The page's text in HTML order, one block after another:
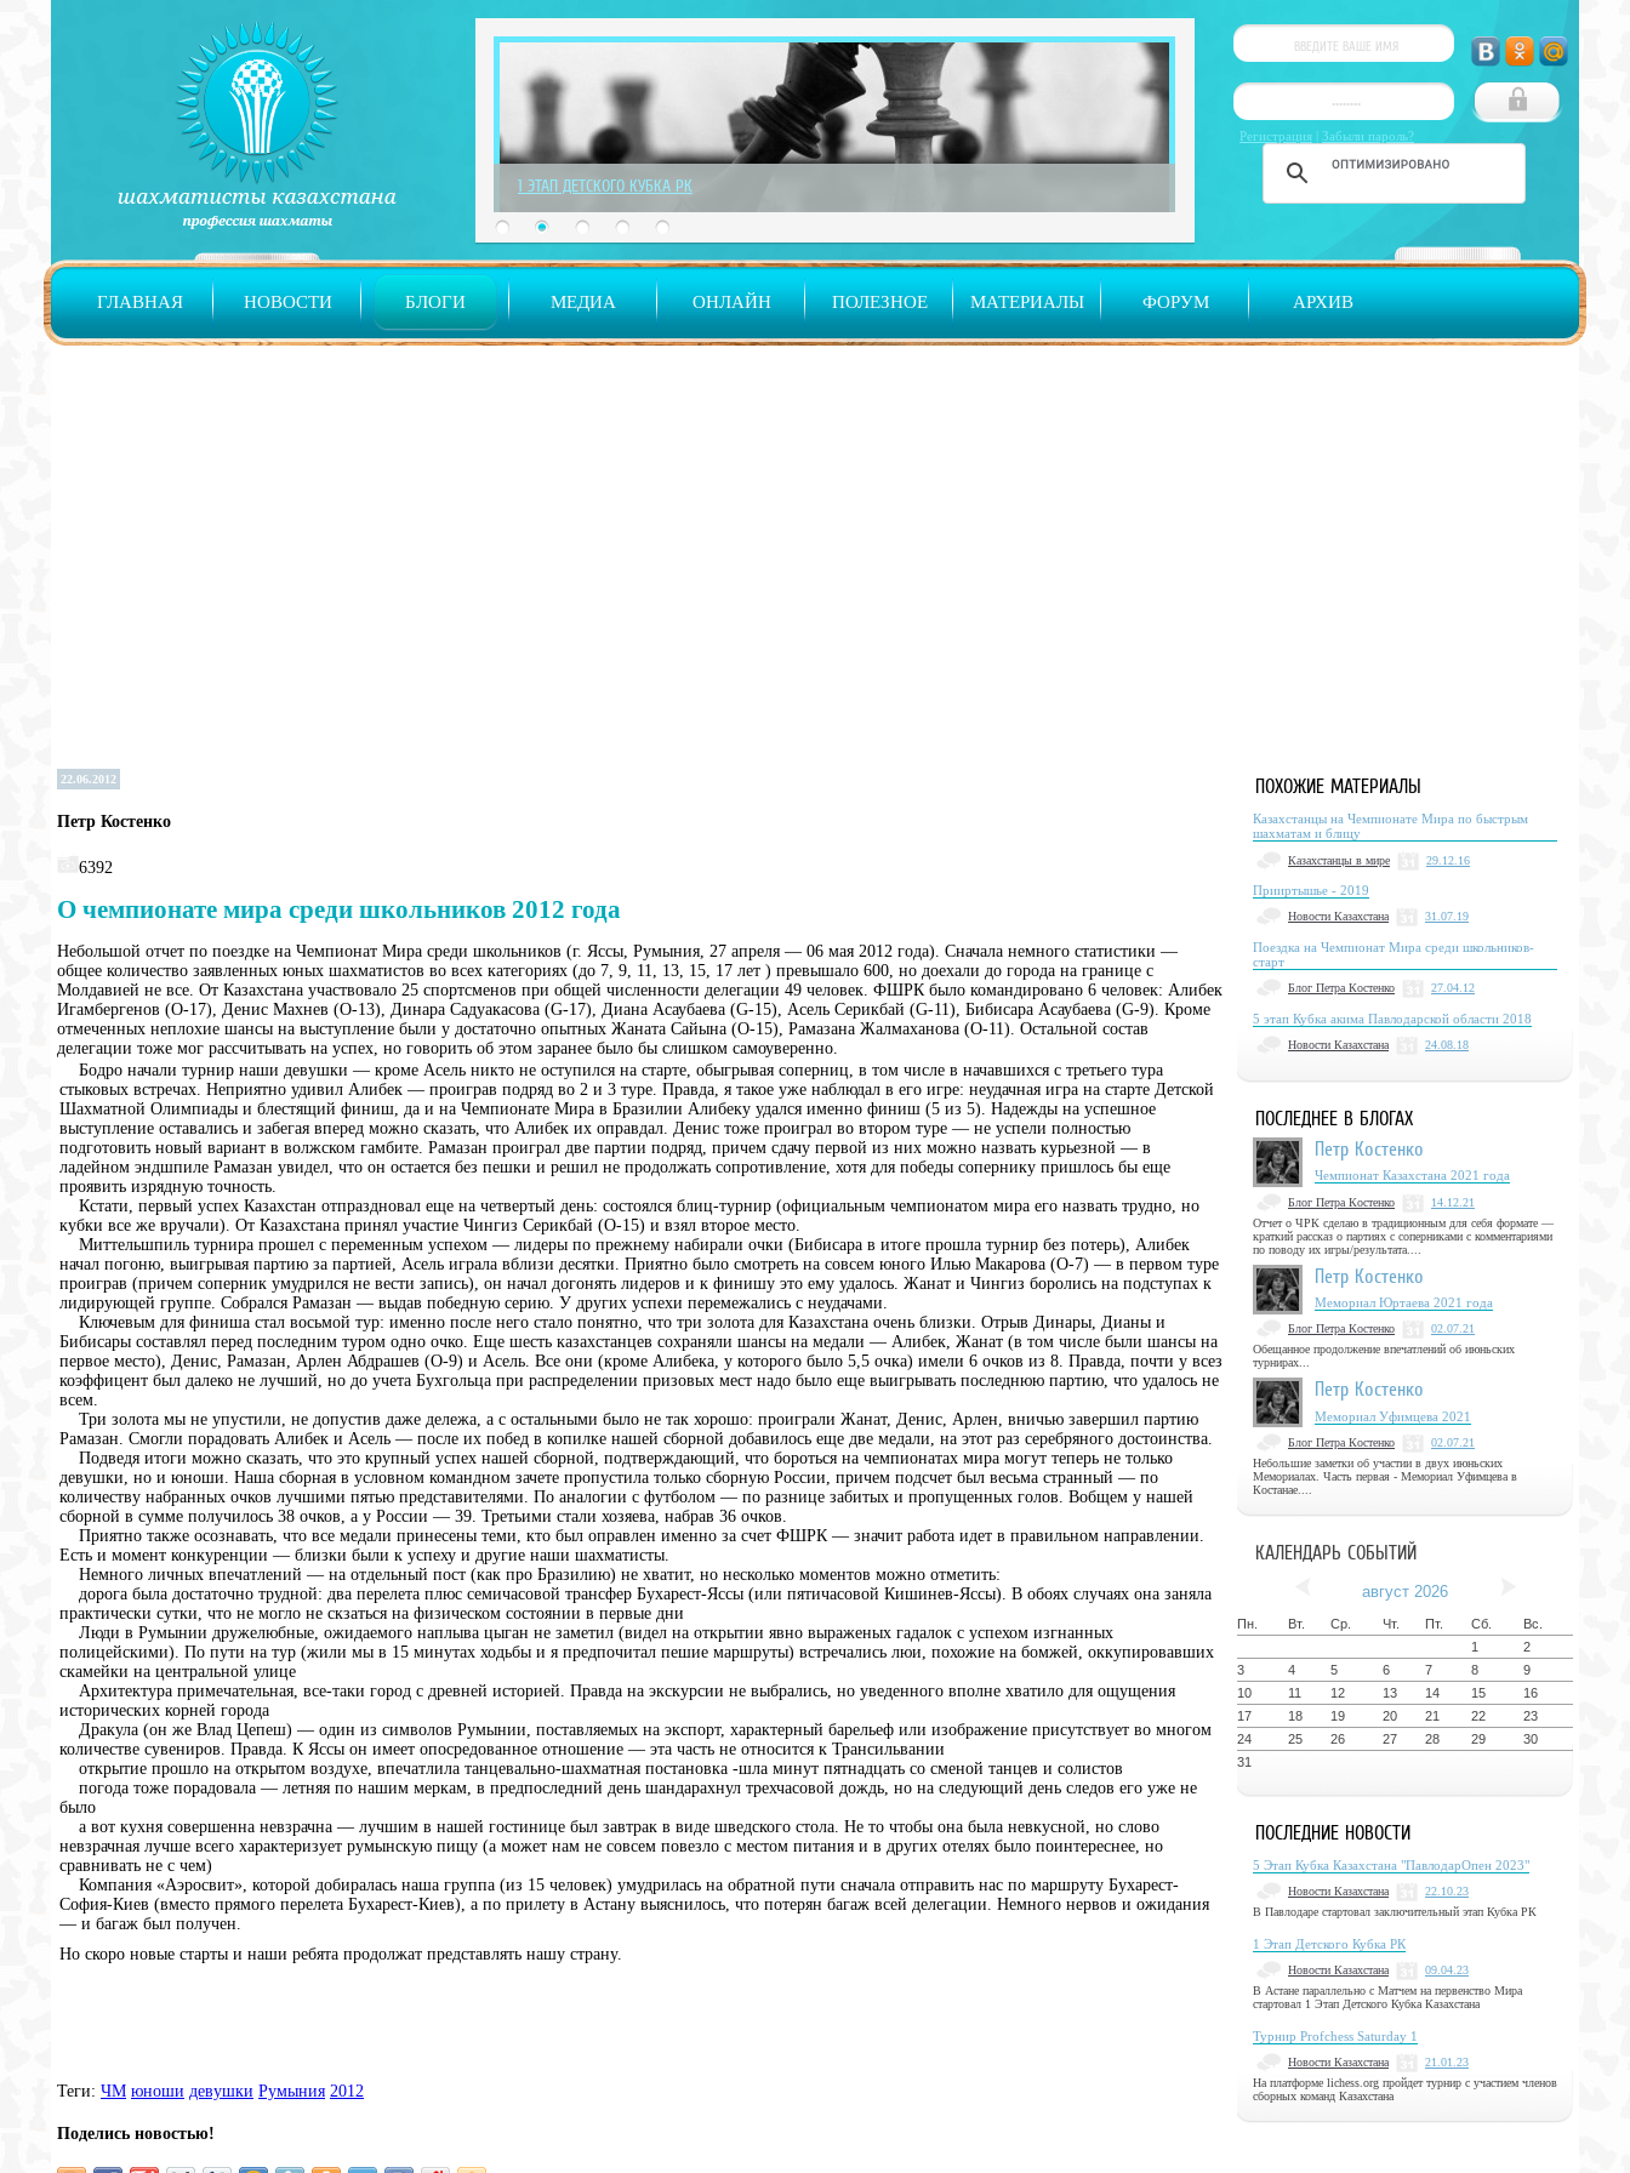
ГЛАВНАЯ НОВОСТИ БЛОГИ МЕДИА ОНЛАЙН ПОЛЕЗНОЕ МАТЕРИАЛЫ ФОРУМ АРХИВ
Регистрация | Забыли пароль?
1 ЭТАП ДЕТСКОГО КУБКА РК
22.06.2012
Петр Костенко
6392
О чемпионате мира среди школьников 2012 года
Небольшой отчет по поездке на Чемпионат Мира среди школьников (г. Яссы, Румыния, 27 апреля — 06 мая 2012 года). Сначала немного статистики —
общее количество заявленных юных шахматистов во всех категориях (до 7, 9, 11, 13, 15, 17 лет ) превышало 600, но доехали до города на границе с
Молдавией не все. От Казахстана участвовало 25 спортсменов при общей численности делегации 49 человек. ФШРК было командировано 6 человек: Алибек
Игамбергенов (O-17), Денис Махнев (O-13), Динара Садуакасова (G-17), Диана Асаубаева (G-15), Асель Серикбай (G-11), Бибисара Асаубаева (G-9). Кроме
отмеченных неплохие шансы на выступление были у достаточно опытных Жаната Сайына (O-15), Рамазана Жалмаханова (O-11). Остальной состав
делегации тоже мог рассчитывать на успех, но говорить об этом заранее было бы слишком самоуверенно.
Бодро начали турнир наши девушки — кроме Асель никто не оступился на старте, обыгрывая соперниц, в том числе в начавшихся с третьего тура
стыковых встречах. Неприятно удивил Алибек — проиграв подряд во 2 и 3 туре. Правда, я такое уже наблюдал в его игре: неудачная игра на старте Детской
Шахматной Олимпиады и блестящий финиш, да и на Чемпионате Мира в Бразилии Алибеку удался именно финиш (5 из 5). Надежды на успешное
выступление оставались и забегая вперед можно сказать, что Алибек их оправдал. Денис тоже проиграл во втором туре — не успели полностью
подготовить новый вариант в волжском гамбите. Рамазан проиграл две партии подряд, причем сдачу первой из них можно назвать курьезной — в
ладейном эндшпиле Рамазан увидел, что он остается без пешки и решил не продолжать сопротивление, хотя для победы сопернику пришлось бы еще
проявить изрядную точность.
Кстати, первый успех Казахстан отпраздновал еще на четвертый день: состоялся блиц-турнир (официальным чемпионатом мира его назвать трудно, но
кубки все же вручали). От Казахстана принял участие Чингиз Серикбай (O-15) и взял второе место.
Миттельшпиль турнира прошел с переменным успехом — лидеры по прежнему набирали очки (Бибисара в итоге прошла турнир без потерь), Алибек
начал погоню, выигрывая партию за партией, Асель играла вблизи десятки. Приятно было смотреть на совсем юного Илью Макарова (O-7) — в первом туре
проиграв (причем соперник умудрился не вести запись), он начал догонять лидеров и к финишу это ему удалось. Жанат и Чингиз боролись на подступах к
лидирующей группе. Собрался Рамазан — выдав победную серию. У других успехи перемежались с неудачами.
Ключевым для финиша стал восьмой тур: именно после него стало понятно, что три золота для Казахстана очень близки. Отрыв Динары, Дианы и
Бибисары составлял перед последним туром одно очко. Еще шесть казахстанцев сохраняли шансы на медали — Алибек, Жанат (в том числе были шансы на
первое место), Денис, Рамазан, Арлен Абдрашев (О-9) и Асель. Все они (кроме Алибека, у которого было 5,5 очка) имели 6 очков из 8. Правда, почти у всез
коэффицент был далеко не лучший, но до учета Бухгольца при распределении призовых мест надо было еще выигрывать последнюю партию, что удалось не
всем.
Три золота мы не упустили, не допустив даже дележа, а с остальными было не так хорошо: проиграли Жанат, Денис, Арлен, вничью завершил партию
Рамазан. Смогли порадовать Алибек и Асель — после их побед в копилке нашей сборной добавилось еще две медали, на этот раз серебряного достоинства.
Подведя итоги можно сказать, что это крупный успех нашей сборной, подтверждающий, что бороться на чемпионатах мира могут теперь не только
девушки, но и юноши. Наша сборная в условном командном зачете пропустила только сборную России, причем подсчет был весьма странный — по
количеству набранных очков лучшими пятью представителями. По аналогии с футболом — по разнице забитых и пропущенных голов. Вобщем у нашей
сборной в сумме получилось 38 очков, а у России — 39. Третьими стали хозяева, набрав 36 очков.
Приятно также осознавать, что все медали принесены теми, кто был оправлен именно за счет ФШРК — значит работа идет в правильном направлении.
Есть и момент конкуренции — близки были к успеху и другие наши шахматисты.
Немного личных впечатлений — на отдельный пост (как про Бразилию) не хватит, но несколько моментов можно отметить:
дорога была достаточно трудной: два перелета плюс семичасовой трансфер Бухарест-Яссы (или пятичасовой Кишинев-Яссы). В обоях случаях она заняла
практически сутки, что не могло не скзаться на физическом состоянии в первые дни
Люди в Румынии дружелюбные, ожидаемого наплыва цыган не заметил (видел на открытии явно выраженых гадалок с успехом изгнанных
полицейскими). По пути на тур (жили мы в 15 минутах ходьбы и я предпочитал пешие маршруты) встречались люи, похожие на бомжей, оккупировавших
скамейки на центральной улице
Архитектура примечательная, все-таки город с древней историей. Правда на экскурсии не выбрались, но уведенного вполне хватило для ощущения
исторических корней города
Дракула (он же Влад Цепеш) — один из символов Румынии, поставляемых на экспорт, характерный барельеф или изображение присутствует во многом
количестве сувениров. Правда. К Яссы он имеет опосредованное отношение — эта часть не относится к Трансильвании
открытие прошло на открытом воздухе, впечатлила танцевально-шахматная постановка -шла минут пятнадцать со сменой танцев и солистов
погода тоже порадовала — летняя по нашим меркам, в предпоследний день шандарахнул трехчасовой дождь, но на следующий день следов его уже не
было
а вот кухня совершенна невзрачна — лучшим в нашей гостинице был завтрак в виде шведского стола. Не то чтобы она была невкусной, но слово
невзрачная лучше всего характеризует румынскую пищу (а может нам не совсем повезло с местом питания и в других отелях было поинтереснее, но
сравнивать не с чем)
Компания «Аэросвит», которой добиралась наша группа (из 15 человек) умудрилась на обратной пути сначала отправить нас по маршруту Бухарест-
София-Киев (вместо прямого перелета Бухарест-Киев), а по прилету в Астану выяснилось, что потерян багаж всей делегации. Немного нервов и ожидания
— и багаж был получен.
Но скоро новые старты и наши ребята продолжат представлять нашу страну.
Теги: ЧМ юноши девушки Румыния 2012
Поделись новостью!
ПОХОЖИЕ МАТЕРИАЛЫ
Казахстанцы на Чемпионате Мира по быстрым
шахматам и блицу
Казахстанцы в мире 29.12.16
Прииртышье - 2019
Новости Казахстана 31.07.19
Поездка на Чемпионат Мира среди школьников-
старт
Блог Петра Костенко 27.04.12
5 этап Кубка акима Павлодарской области 2018
Новости Казахстана 24.08.18
ПОСЛЕДНЕЕ В БЛОГАХ
Петр Костенко
Чемпионат Казахстана 2021 года
Блог Петра Костенко
14.12.21
Отчет о ЧРК сделаю в традиционным для себя формате —
краткий рассказ о партиях с соперниками с комментариями
по поводу их игры/результата....
Петр Костенко
Мемориал Юртаева 2021 года
Блог Петра Костенко
02.07.21
Обещанное продолжение впечатлений об июньских
турнирах...
Петр Костенко
Мемориал Уфимцева 2021
Блог Петра Костенко
02.07.21
Небольшие заметки об участии в двух июньских
Мемориалах. Часть первая - Мемориал Уфимцева в
Костанае....
КАЛЕНДАРЬ СОБЫТИЙ
август 2026
Пн. Вт. Ср. Чт. Пт. Сб.
Вс.
1
2
3
4 5 6 7 8
9
10
11 12 13 14 15
16
17
18 19 20 21 22
23
24
25 26 27 28 29
30
31
ПОСЛЕДНИЕ НОВОСТИ
5 Этап Кубка Казахстана "ПавлодарОпен 2023"
Новости Казахстана
22.10.23
В Павлодаре стартовал заключительный этап Кубка РК
1 Этап Детского Кубка РК
Новости Казахстана
09.04.23
В Астане параллельно с Матчем на первенство Мира
стартовал 1 Этап Детского Кубка Казахстана
Турнир Profchess Saturday 1
Новости Казахстана
21.01.23
На платформе lichess.org пройдет турнир с участием членов
сборных команд Казахстана